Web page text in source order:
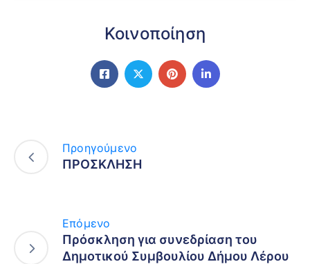
Κοινοποίηση
Προηγούμενο
ΠΡΟΣΚΛΗΣΗ
Επόμενο
Πρόσκληση για συνεδρίαση του
Δημοτικού Συμβουλίου Δήμου Λέρου